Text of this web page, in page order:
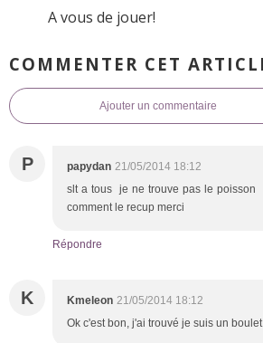
A vous de jouer!
COMMENTER CET
Ajouter un commentaire
P papydan 21/05/2014 18:12
slt a tous je ne trouve pas le
comment le recup merci
Répondre
K Kmeleon 21/05/2014 18:12
Ok c'est bon, j'ai trouvé je suis un